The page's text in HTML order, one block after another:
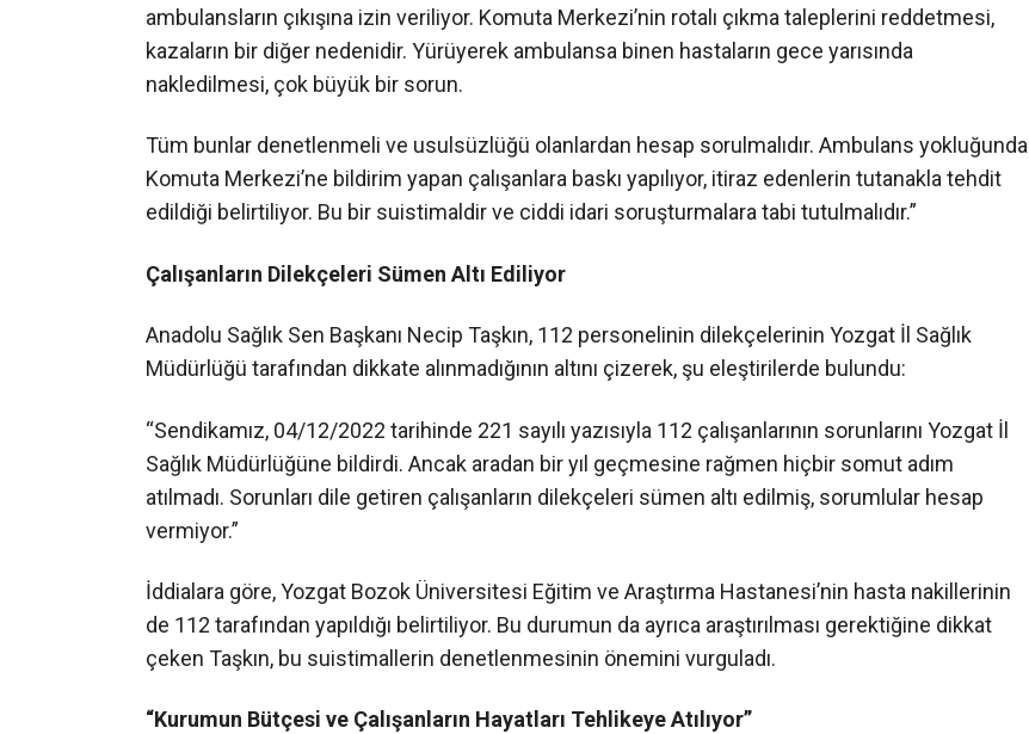
ambulansların çıkışına izin veriliyor. Komuta Merkezi’nin rotalı çıkma taleplerini reddetmesi,
kazaların bir diğer nedenidir. Yürüyerek ambulansa binen hastaların gece yarısında
nakledilmesi, çok büyük bir sorun.
Tüm bunlar denetlenmeli ve usulsüzlüğü olanlardan hesap sorulmalıdır. Ambulans yokluğunda
Komuta Merkezi’ne bildirim yapan çalışanlara baskı yapılıyor, itiraz edenlerin tutanakla tehdit
edildiği belirtiliyor. Bu bir suistimaldir ve ciddi idari soruşturmalara tabi tutulmalıdır.”
Çalışanların Dilekçeleri Sümen Altı Ediliyor
Anadolu Sağlık Sen Başkanı Necip Taşkın, 112 personelinin dilekçelerinin Yozgat İl Sağlık
Müdürlüğü tarafından dikkate alınmadığının altını çizerek, şu eleştirilerde bulundu:
“Sendikamız, 04/12/2022 tarihinde 221 sayılı yazısıyla 112 çalışanlarının sorunlarını Yozgat İl
Sağlık Müdürlüğüne bildirdi. Ancak aradan bir yıl geçmesine rağmen hiçbir somut adım
atılmadı. Sorunları dile getiren çalışanların dilekçeleri sümen altı edilmiş, sorumlular hesap
vermiyor.”
İddialara göre, Yozgat Bozok Üniversitesi Eğitim ve Araştırma Hastanesi’nin hasta nakillerinin
de 112 tarafından yapıldığı belirtiliyor. Bu durumun da ayrıca araştırılması gerektiğine dikkat
çeken Taşkın, bu suistimallerin denetlenmesinin önemini vurguladı.
“Kurumun Bütçesi ve Çalışanların Hayatları Tehlikeye Atılıyor”